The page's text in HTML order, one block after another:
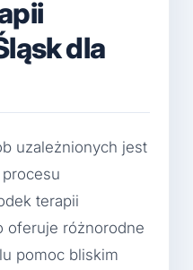
dla
uzależnionych jest
terapii
oferuje różnorodne
pomoc bliskim